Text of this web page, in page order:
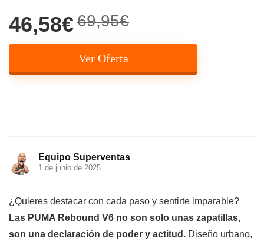
46,58€69,95€
Ver Oferta
Equipo Superventas
1 de junio de 2025
¿Quieres destacar con cada paso y sentirte imparable?
Las PUMA Rebound V6 no son solo unas zapatillas,
son una declaración de poder y actitud. Diseño urbano,